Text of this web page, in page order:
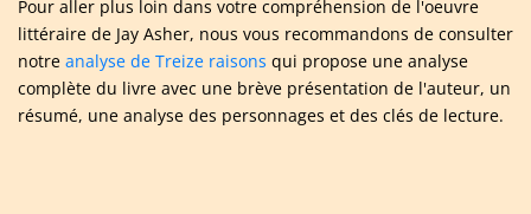
Pour aller plus loin dans votre compréhension de l'oeuvre
littéraire de Jay Asher, nous vous recommandons de consulter
notre analyse de Treize raisons qui propose une analyse
complète du livre avec une brève présentation de l'auteur, un
résumé, une analyse des personnages et des clés de lecture.